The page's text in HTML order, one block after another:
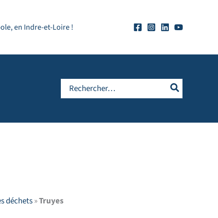
en Indre-et-Loire !
Rechercher:
déchets»Truyes